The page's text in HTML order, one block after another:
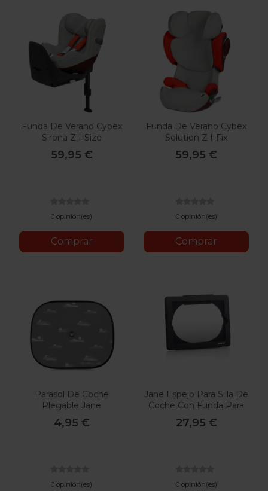
Funda De Verano Cybex
Sirona Z I-Size
59,95 €
0 opinión(es)
Comprar
Funda De Verano Cybex
Solution Z I-Fix
59,95 €
0 opinión(es)
Comprar
Parasol De Coche
Plegable Jane
4,95 €
0 opinión(es)
Jane Espejo Para Silla De
Coche Con Funda Para
Ipad
27,95 €
0 opinión(es)